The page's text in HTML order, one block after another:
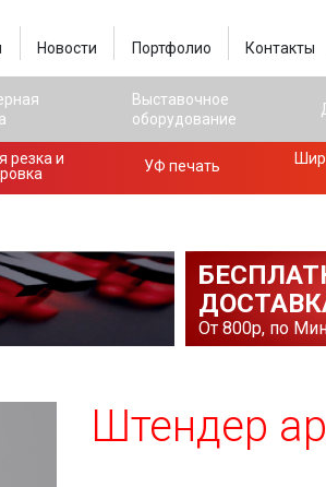
Новости Портфолио Контакты
Выставочное
оборудование
резка и
УФ печать
От 800р, по
Штендер